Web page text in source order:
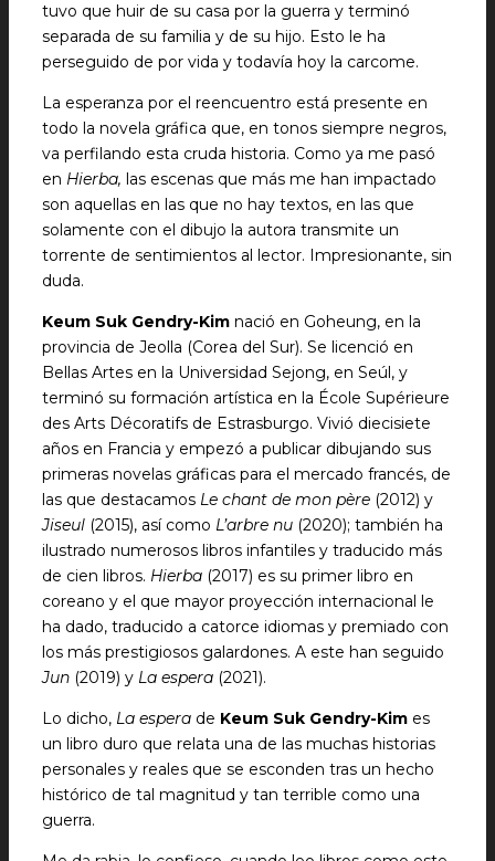
tuvo que huir de su casa por la guerra y terminó
separada de su familia y de su hijo. Esto le ha
perseguido de por vida y todavía hoy la carcome.
La esperanza por el reencuentro está presente en
todo la novela gráfica que, en tonos siempre negros,
va perfilando esta cruda historia. Como ya me pasó
en Hierba, las escenas que más me han impactado
son aquellas en las que no hay textos, en las que
solamente con el dibujo la autora transmite un
torrente de sentimientos al lector. Impresionante, sin
duda.
Keum Suk Gendry-Kim nació en Goheung, en la
provincia de Jeolla (Corea del Sur). Se licenció en
Bellas Artes en la Universidad Sejong, en Seúl, y
terminó su formación artística en la École Supérieure
des Arts Décoratifs de Estrasburgo. Vivió diecisiete
años en Francia y empezó a publicar dibujando sus
primeras novelas gráficas para el mercado francés, de
las que destacamos Le chant de mon père (2012) y
Jiseul (2015), así como L’arbre nu (2020); también ha
ilustrado numerosos libros infantiles y traducido más
de cien libros. Hierba (2017) es su primer libro en
coreano y el que mayor proyección internacional le
ha dado, traducido a catorce idiomas y premiado con
los más prestigiosos galardones. A este han seguido
Jun (2019) y La espera (2021).
Lo dicho, La espera de Keum Suk Gendry-Kim es
un libro duro que relata una de las muchas historias
personales y reales que se esconden tras un hecho
histórico de tal magnitud y tan terrible como una
guerra.